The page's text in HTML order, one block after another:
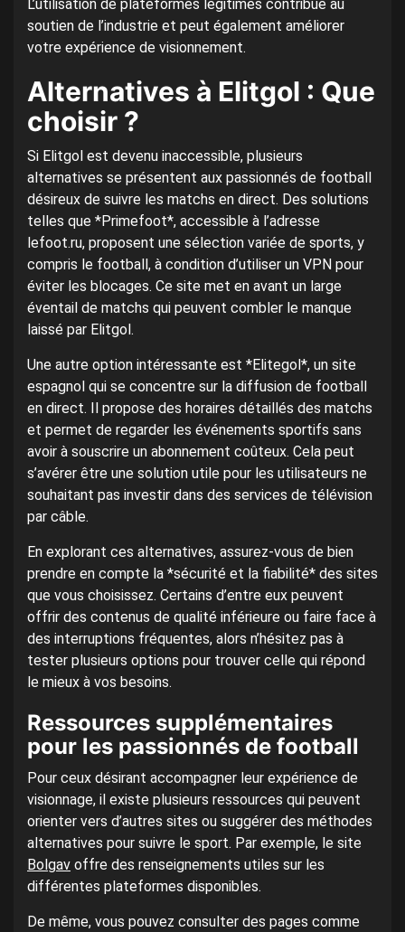
L’utilisation de plateformes légitimes contribue au
soutien de l’industrie et peut également améliorer
votre expérience de visionnement.
Alternatives à Elitgol : Que
choisir ?
Si Elitgol est devenu inaccessible, plusieurs
alternatives se présentent aux passionnés de football
désireux de suivre les matchs en direct. Des solutions
telles que *Primefoot*, accessible à l’adresse
lefoot.ru, proposent une sélection variée de sports, y
compris le football, à condition d’utiliser un VPN pour
éviter les blocages. Ce site met en avant un large
éventail de matchs qui peuvent combler le manque
laissé par Elitgol.
Une autre option intéressante est *Elitegol*, un site
espagnol qui se concentre sur la diffusion de football
en direct. Il propose des horaires détaillés des matchs
et permet de regarder les événements sportifs sans
avoir à souscrire un abonnement coûteux. Cela peut
s’avérer être une solution utile pour les utilisateurs ne
souhaitant pas investir dans des services de télévision
par câble.
En explorant ces alternatives, assurez-vous de bien
prendre en compte la *sécurité et la fiabilité* des sites
que vous choisissez. Certains d’entre eux peuvent
offrir des contenus de qualité inférieure ou faire face à
des interruptions fréquentes, alors n’hésitez pas à
tester plusieurs options pour trouver celle qui répond
le mieux à vos besoins.
Ressources supplémentaires
pour les passionnés de football
Pour ceux désirant accompagner leur expérience de
visionnage, il existe plusieurs ressources qui peuvent
orienter vers d’autres sites ou suggérer des méthodes
alternatives pour suivre le sport. Par exemple, le site
Bolgav offre des renseignements utiles sur les
différentes plateformes disponibles.
De même, vous pouvez consulter des pages comme